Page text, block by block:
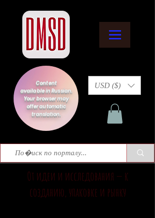
Content
available in Russian.
Your browser may
offer automatic
translation.
USD ($)
От идеи и исследования — к
созданию, упаковке и рынку